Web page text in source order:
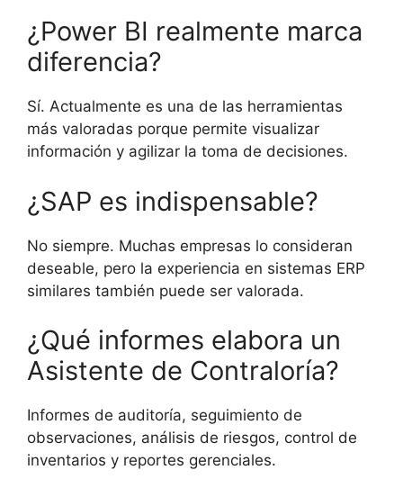
¿Power BI realmente marca
diferencia?
Sí. Actualmente es una de las herramientas
más valoradas porque permite visualizar
información y agilizar la toma de decisiones.
¿SAP es indispensable?
No siempre. Muchas empresas lo consideran
deseable, pero la experiencia en sistemas ERP
similares también puede ser valorada.
¿Qué informes elabora un
Asistente de Contraloría?
Informes de auditoría, seguimiento de
observaciones, análisis de riesgos, control de
inventarios y reportes gerenciales.